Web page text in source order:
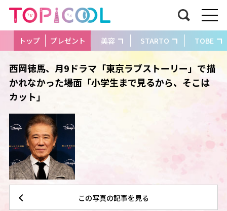
トップ プレゼント 美容 STARTO TOBE
西岡徳馬、月9ドラマ「東京ラブストーリー」で描
かれなかった場面「小学生まで見るから、そこは
カット」
この写真の記事を見る